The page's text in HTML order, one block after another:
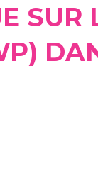
SUR